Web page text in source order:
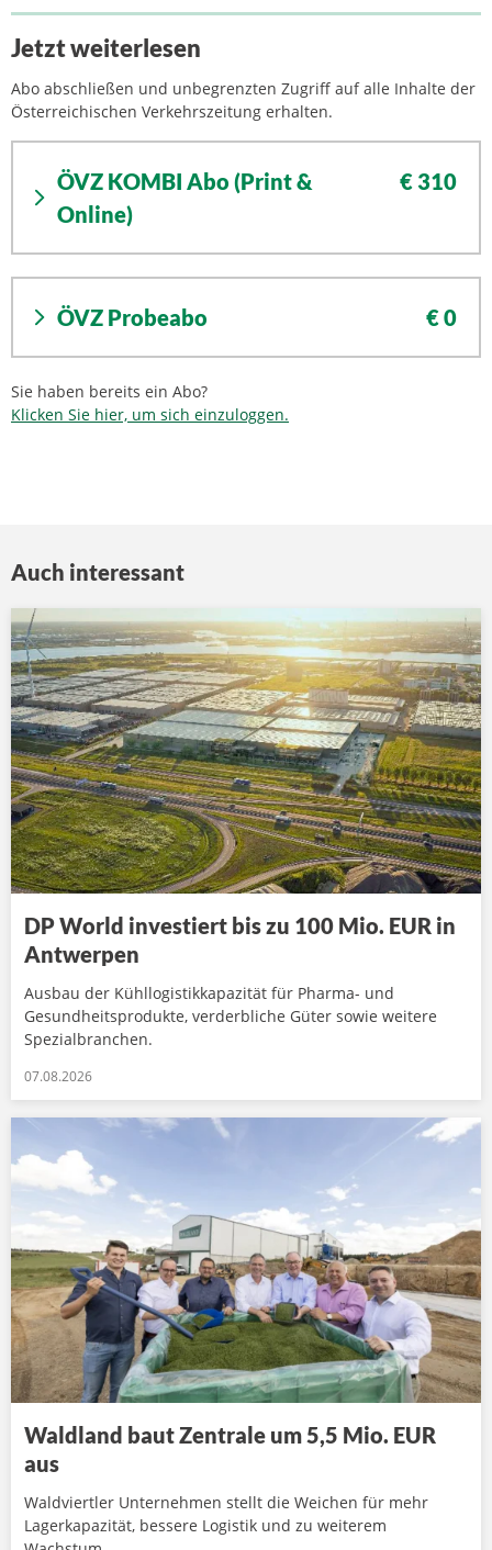
Jetzt weiterlesen
Abo abschließen und unbegrenzten Zugriff auf alle Inhalte der
Österreichischen Verkehrszeitung erhalten.
ÖVZ KOMBI Abo (Print &
Online)
€ 310
ÖVZ Probeabo € 0
Sie haben bereits ein Abo?
Klicken Sie hier, um sich einzuloggen.
Auch interessant
DP World investiert bis zu 100 Mio. EUR in
Antwerpen
Ausbau der Kühllogistikkapazität für Pharma- und
Gesundheitsprodukte, verderbliche Güter sowie weitere
Spezialbranchen.
07.08.2026
Waldland baut Zentrale um 5,5 Mio. EUR
aus
Waldviertler Unternehmen stellt die Weichen für mehr
Lagerkapazität, bessere Logistik und zu weiterem